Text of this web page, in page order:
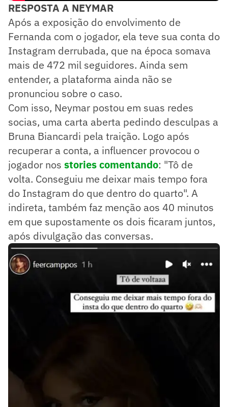
RESPOSTA A NEYMAR
Após a exposição do envolvimento de
Fernanda com o jogador, ela teve sua conta do
Instagram derrubada, que na época somava
mais de 472 mil seguidores. Ainda sem
entender, a plataforma ainda não se
pronunciou sobre o caso.
Com isso, Neymar postou em suas redes
socias, uma carta aberta pedindo desculpas a
Bruna Biancardi pela traição. Logo após
recuperar a conta, a influencer provocou o
jogador nos stories comentando: "Tô de
volta. Conseguiu me deixar mais tempo fora
do Instagram do que dentro do quarto". A
indireta, também faz menção aos 40 minutos
em que supostamente os dois ficaram juntos,
após divulgação das conversas.